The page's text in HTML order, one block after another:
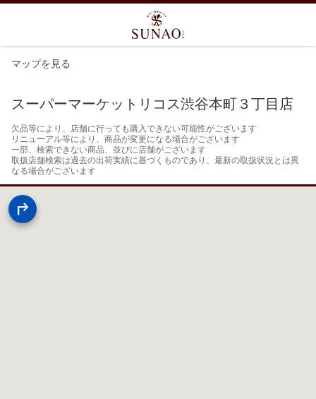
マップを見る
スーパーマーケットリコス渋谷本町３丁目店
欠品等により、店舗に行っても購入できない可能性がございます
リニューアル等により、商品が変更になる場合がございます
一部、検索できない商品、並びに店舗がございます
取扱店舗検索は過去の出荷実績に基づくものであり、最新の取扱状況とは異
なる場合がございます